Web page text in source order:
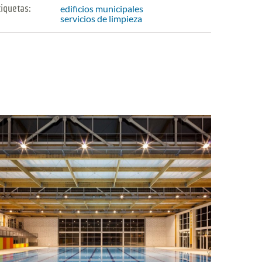
edificios municipales
servicios de limpieza